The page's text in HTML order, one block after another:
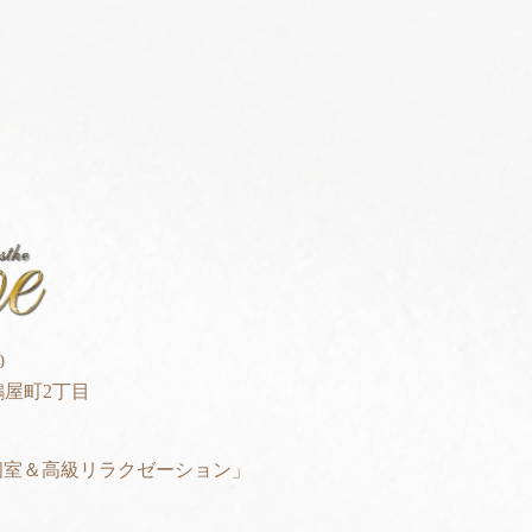
町2丁目
＆高級リラクゼーション」